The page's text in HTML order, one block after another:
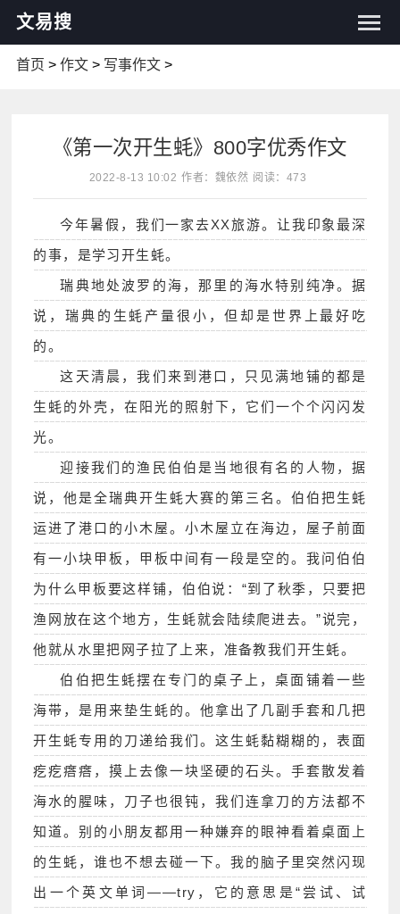
文易搜
首页 > 作文> 写事作文>
《第一次开生蚝》800字优秀作文
2022-8-13 10:02 作者：魏依然 阅读：473
今年暑假，我们一家去XX旅游。让我印象最深
的事，是学习开生蚝。
瑞典地处波罗的海，那里的海水特别纯净。据
说，瑞典的生蚝产量很小，但却是世界上最好吃
的。
这天清晨，我们来到港口，只见满地铺的都是
生蚝的外壳，在阳光的照射下，它们一个个闪闪发
光。
迎接我们的渔民伯伯是当地很有名的人物，据
说，他是全瑞典开生蚝大赛的第三名。伯伯把生蚝
运进了港口的小木屋。小木屋立在海边，屋子前面
有一小块甲板，甲板中间有一段是空的。我问伯伯
为什么甲板要这样铺，伯伯说：“到了秋季，只要把
渔网放在这个地方，生蚝就会陆续爬进去。”说完，
他就从水里把网子拉了上来，准备教我们开生蚝。
伯伯把生蚝摆在专门的桌子上，桌面铺着一些
海带，是用来垫生蚝的。他拿出了几副手套和几把
开生蚝专用的刀递给我们。这生蚝黏糊糊的，表面
疙疙瘩瘩，摸上去像一块坚硬的石头。手套散发着
海水的腥味，刀子也很钝，我们连拿刀的方法都不
知道。别的小朋友都用一种嫌弃的眼神看着桌面上
的生蚝，谁也不想去碰一下。我的脑子里突然闪现
出一个英文单词——try，它的意思是“尝试、试